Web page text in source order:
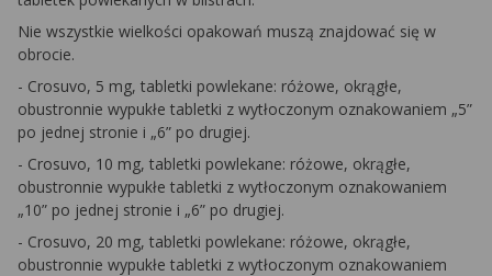
Nie wszystkie wielkości opakowań muszą znajdować się w
obrocie.
- Crosuvo, 5 mg, tabletki powlekane: różowe, okrągłe,
obustronnie wypukłe tabletki z wytłoczonym oznakowaniem „5”
po jednej stronie i „6” po drugiej.
- Crosuvo, 10 mg, tabletki powlekane: różowe, okrągłe,
obustronnie wypukłe tabletki z wytłoczonym oznakowaniem
„10” po jednej stronie i „6” po drugiej.
- Crosuvo, 20 mg, tabletki powlekane: różowe, okrągłe,
obustronnie wypukłe tabletki z wytłoczonym oznakowaniem